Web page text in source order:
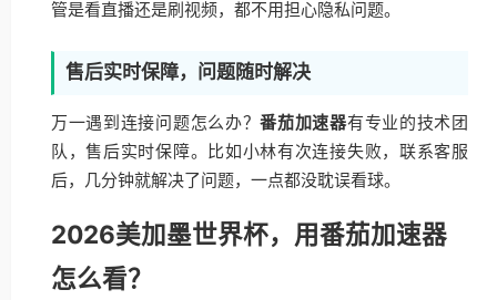
管是看直播还是刷视频，都不用担心隐私问题。
售后实时保障，问题随时解决
万一遇到连接问题怎么办？番茄加速器有专业的技术团
队，售后实时保障。比如小林有次连接失败，联系客服
后，几分钟就解决了问题，一点都没耽误看球。
2026美加墨世界杯，用番茄加速器
怎么看？